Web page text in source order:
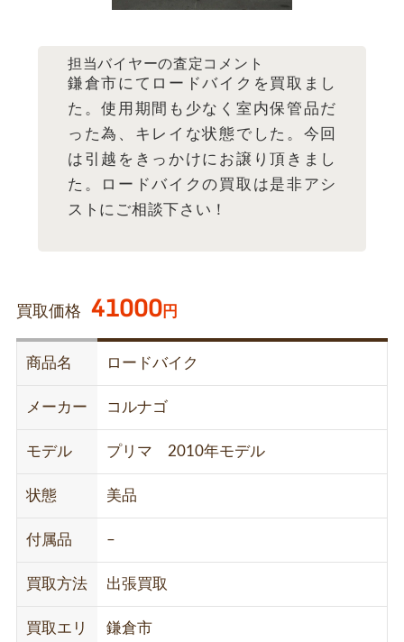
担当バイヤーの査定コメント
鎌倉市にてロードバイクを買取まし
た。使用期間も少なく室内保管品だ
った為、キレイな状態でした。今回
は引越をきっかけにお譲り頂きまし
た。ロードバイクの買取は是非アシ
ストにご相談下さい！
買取価格 41000円
商品名 ロードバイク
メーカー コルナゴ
モデル プリマ 2010年モデル
状態 美品
付属品 –
買取方法 出張買取
買取エリ
鎌倉市